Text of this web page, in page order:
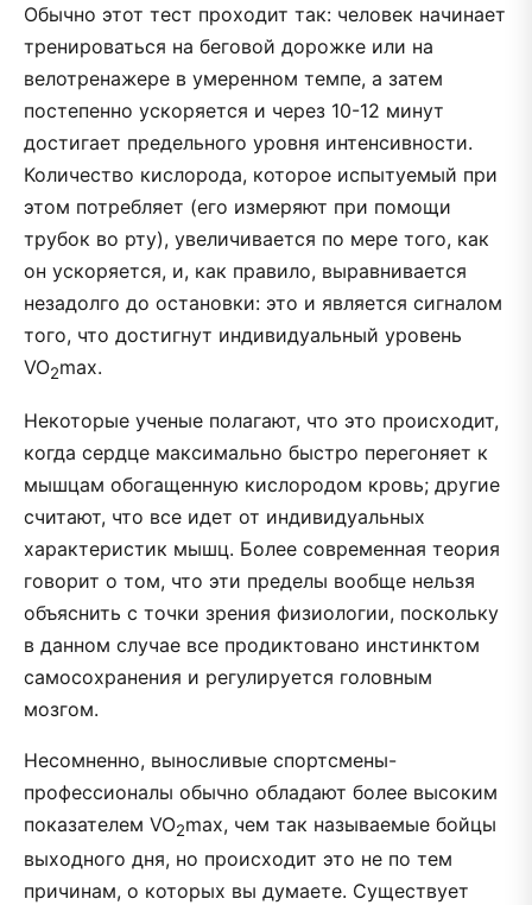
Обычно этот тест проходит так: человек начинает
тренироваться на беговой дорожке или на
велотренажере в умеренном темпе, а затем
постепенно ускоряется и через 10-12 минут
достигает предельного уровня интенсивности.
Количество кислорода, которое испытуемый при
этом потребляет (его измеряют при помощи
трубок во рту), увеличивается по мере того, как
он ускоряется, и, как правило, выравнивается
незадолго до остановки: это и является сигналом
того, что достигнут индивидуальный уровень
VO2max.
Некоторые ученые полагают, что это происходит,
когда сердце максимально быстро перегоняет к
мышцам обогащенную кислородом кровь; другие
считают, что все идет от индивидуальных
характеристик мышц. Более современная теория
говорит о том, что эти пределы вообще нельзя
объяснить с точки зрения физиологии, поскольку
в данном случае все продиктовано инстинктом
самосохранения и регулируется головным
мозгом.
Несомненно, выносливые спортсмены-
профессионалы обычно обладают более высоким
показателем VO2max, чем так называемые бойцы
выходного дня, но происходит это не по тем
причинам, о которых вы думаете. Существует